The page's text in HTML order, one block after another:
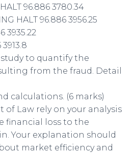
96.886 3780.34
HALT 96.886 3956.25
3935.22
to quantify the
from the fraud. Detail
calculations. (6 marks)
of Law rely on your analysis
financial loss to the
Your explanation should
market efficiency and